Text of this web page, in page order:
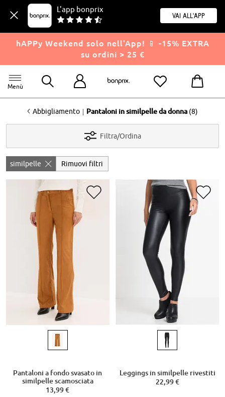
L'app bonprix
Vai all'app
hAPPy Weekend solo nell'App! 📱 -15% EXTRA
su ordini > 25 €
Menù
<Abbigliamento | Pantaloni in similpelle da donna (8)
Filtra/Ordina
similpelle Rimuovi filtri
Pantaloni a fondo svasato in
similpelle scamosciata
13,99 €
Leggings in similpelle rivestiti
22,99 €